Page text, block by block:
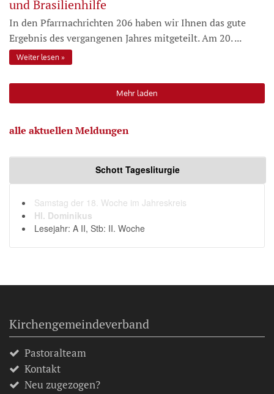
und Brasilienhilfe
In den Pfarrnachrichten 206 haben wir Ihnen das gute
Ergebnis des vergangenen Jahres mitgeteilt. Am 20. ...
Weiter lesen
Mehr laden
alle aktuellen Meldungen
Schott Tagesliturgie
Samstag der 18. Woche im Jahreskreis
Hl. Dominikus
Lesejahr: A II, Stb: II. Woche
Kirchengemeindeverband
Pastoralteam
Kontakt
Neu zugezogen?